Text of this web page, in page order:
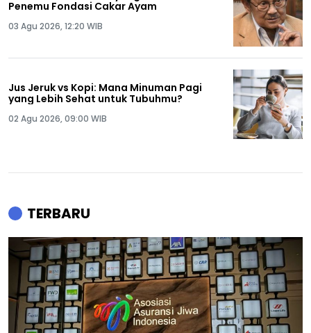
Penemu Fondasi Cakar Ayam
03 Agu 2026, 12:20 WIB
Jus Jeruk vs Kopi: Mana Minuman Pagi
yang Lebih Sehat untuk Tubuhmu?
02 Agu 2026, 09:00 WIB
TERBARU